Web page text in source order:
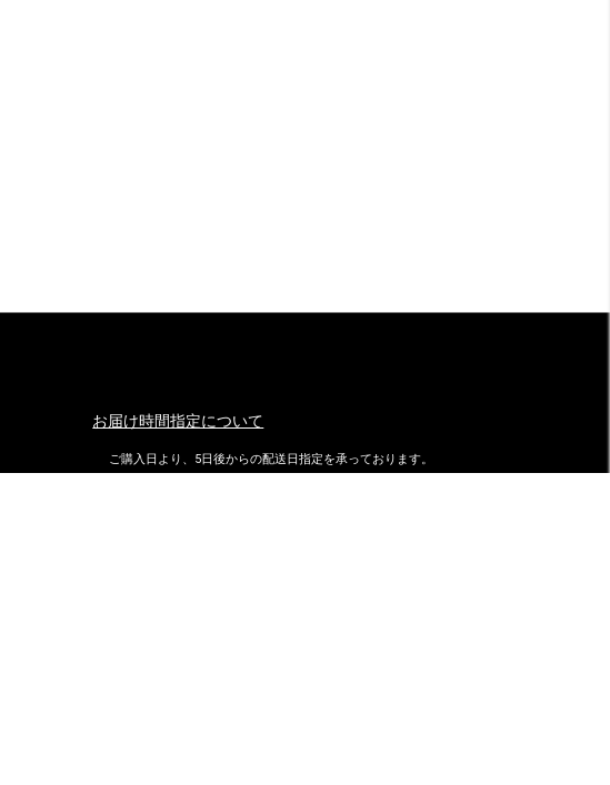
お届け時間指定について
ご購入日より、5日後からの配送日指定を承っております。